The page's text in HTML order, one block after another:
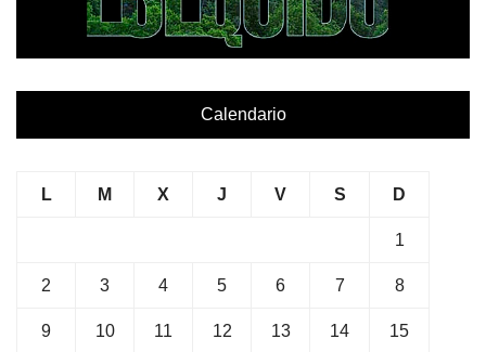
Calendario
L M X J V S D
1
2 3 4 5 6 7 8
9 10 11 12 13 14 15